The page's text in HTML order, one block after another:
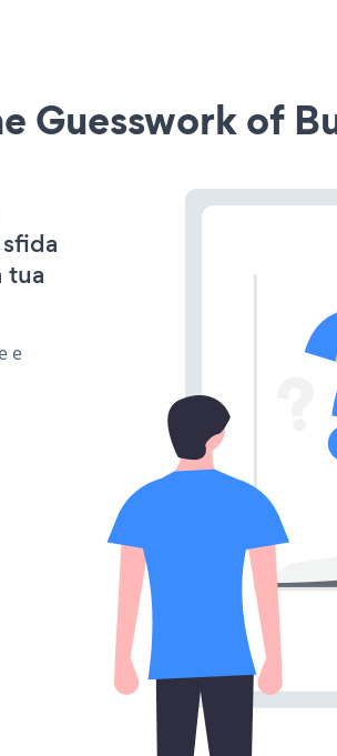
Guesswork of
tua
e